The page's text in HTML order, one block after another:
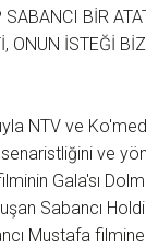
BİR
ONUN İSTEĞİ
NTV ve
senaristliğini ve
Gala'sı
Sabancı
Mustafa